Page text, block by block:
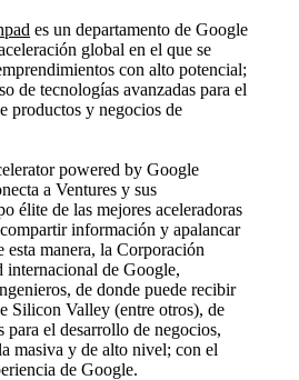
es un departamento de Google
global en el que se
con alto potencial;
de tecnologías avanzadas para el
productos y negocios de
powered by Google
a Ventures y sus
élite de las mejores aceleradoras
información y apalancar
esta manera, la Corporación
internacional de Google,
de donde puede recibir
Silicon Valley (entre otros), de
para el desarrollo de negocios,
masiva y de alto nivel; con el
de Google.